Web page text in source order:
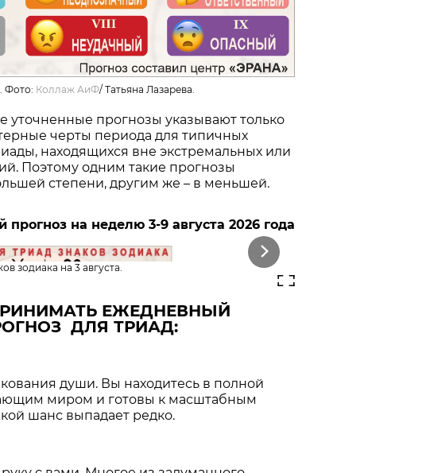
Фото: Коллаж АиФ/ Татьяна Лазарева.
уточненные прогнозы указывают только
черты периода для типичных
находящихся вне экстремальных или
Поэтому одним такие прогнозы
степени, другим же – в меньшей.
на неделю 3-9 августа 2026 года
Next
зодиака на 3 августа.
ЕЖЕДНЕВНЫЙ
ДЛЯ ТРИАД:
души. Вы находитесь в полной
миром и готовы к масштабным
шанс выпадает редко.